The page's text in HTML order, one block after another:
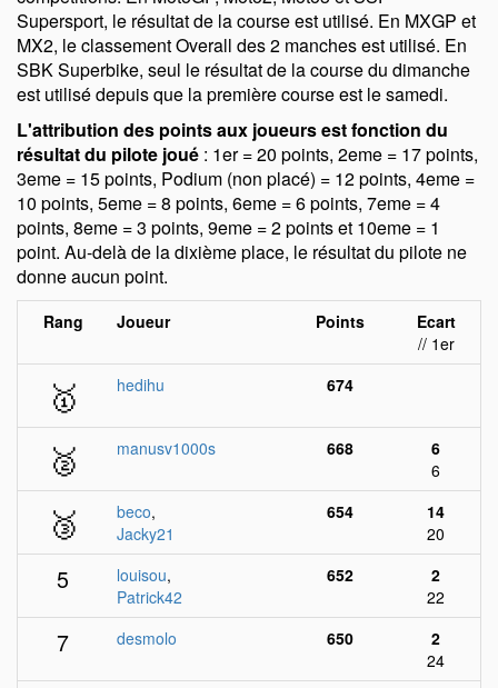
Supersport, le résultat de la course est utilisé. En MXGP et
MX2, le classement Overall des 2 manches est utilisé. En
SBK Superbike, seul le résultat de la course du dimanche
est utilisé depuis que la première course est le samedi.
L'attribution des points aux joueurs est fonction du
résultat du pilote joué : 1er = 20 points, 2eme = 17 points,
3eme = 15 points, Podium (non placé) = 12 points, 4eme =
10 points, 5eme = 8 points, 6eme = 6 points, 7eme = 4
points, 8eme = 3 points, 9eme = 2 points et 10eme = 1
point. Au-delà de la dixième place, le résultat du pilote ne
donne aucun point.
Rang Joueur Points
Ecart
// 1er
🥇 hedihu 674
🥈 manusv1000s 668
6
6
🥉 beco,
Jacky21
654
14
20
5 louisou,
Patrick42
652
2
22
7 desmolo 650
2
24